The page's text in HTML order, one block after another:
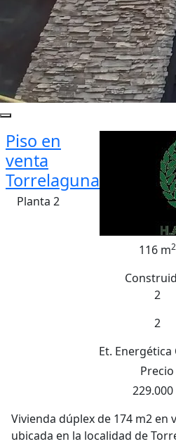
Piso en
venta
Torrelaguna
Planta 2
116 m2
2
2
Et. Energética
Precio
229.000
Vivienda dúplex de 174 m2
ubicada en la localidad de